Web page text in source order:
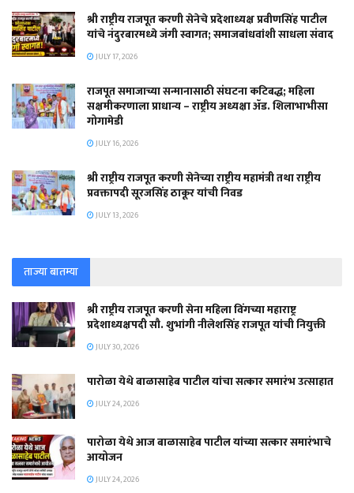
श्री राष्ट्रीय राजपूत करणी सेनेचे प्रदेशाध्यक्ष प्रवीणसिंह पाटील
यांचे नंदुरबारमध्ये जंगी स्वागत; समाजबांधवांशी साधला संवाद
JULY 17, 2026
राजपूत समाजाच्या सन्मानासाठी संघटना कटिबद्ध; महिला
सक्षमीकरणाला प्राधान्य – राष्ट्रीय अध्यक्षा ॲड. शिलाभाभीसा
गोगामेडी
JULY 16, 2026
श्री राष्ट्रीय राजपूत करणी सेनेच्या राष्ट्रीय महामंत्री तथा राष्ट्रीय
प्रवक्तापदी सूरजसिंह ठाकूर यांची निवड
JULY 13, 2026
ताज्या बातम्या
श्री राष्ट्रीय राजपूत करणी सेना महिला विंगच्या महाराष्ट्र
प्रदेशाध्यक्षपदी सौ. शुभांगी नीलेशसिंह राजपूत यांची नियुक्ती
JULY 30, 2026
पारोळा येथे बाळासाहेब पाटील यांचा सत्कार समारंभ उत्साहात
JULY 24, 2026
पारोळा येथे आज बाळासाहेब पाटील यांच्या सत्कार समारंभाचे
आयोजन
JULY 24, 2026